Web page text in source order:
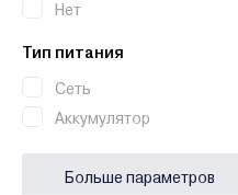
Нет
Тип питания
Сеть
Аккумулятор
Больше параметров